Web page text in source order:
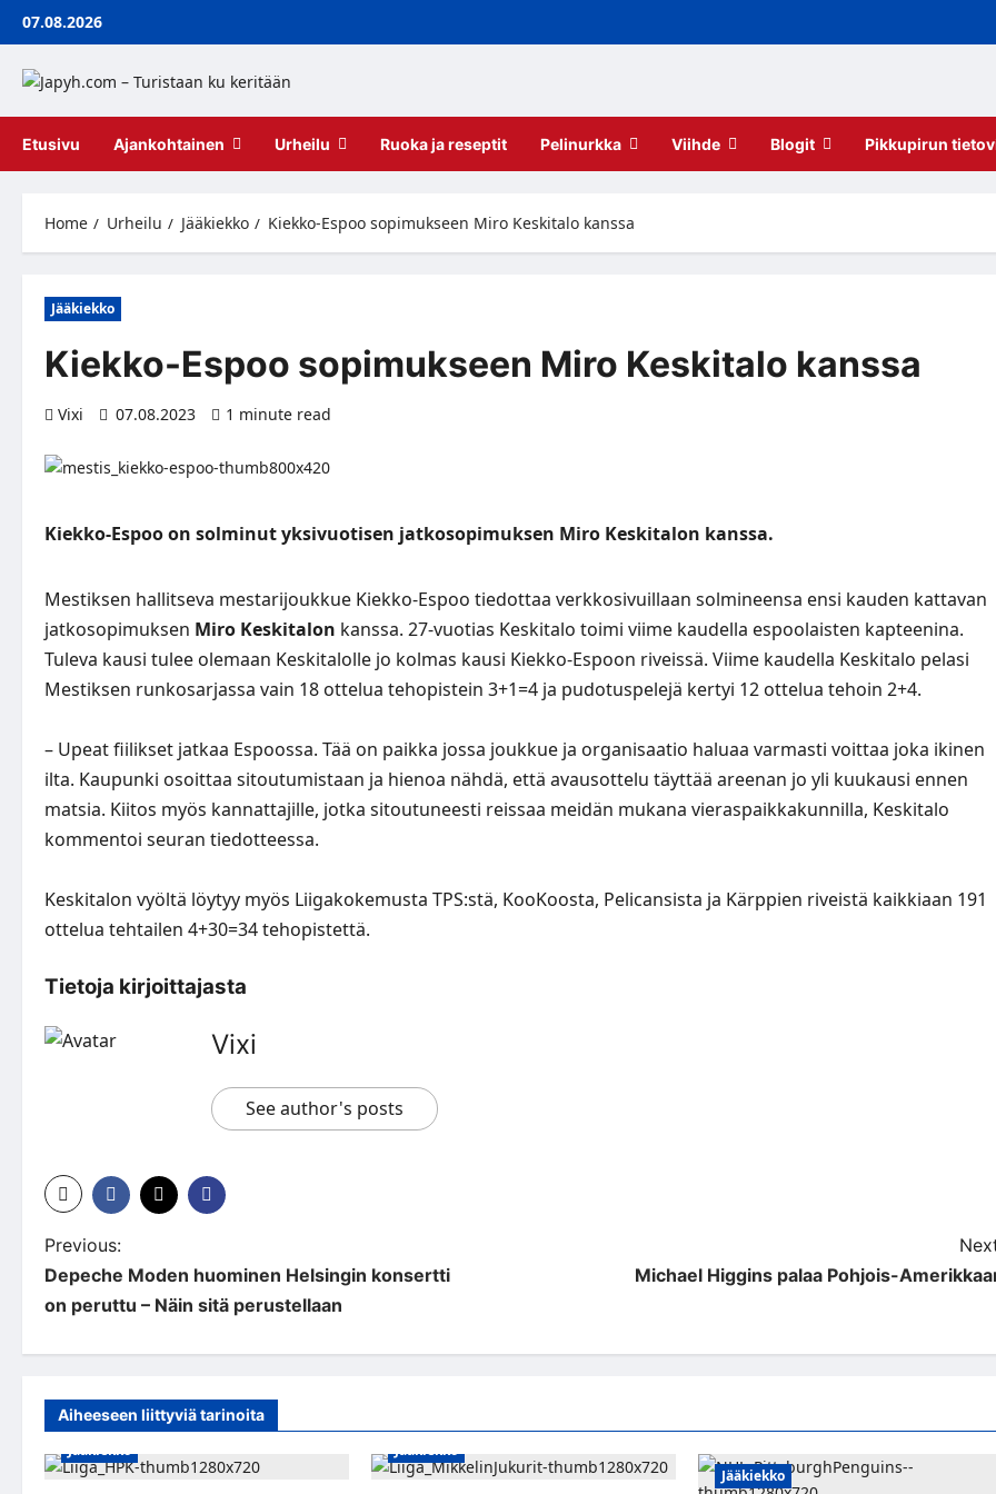
Skip07.08.2026
Etusivu Ajankohtainen Urheilu Ruoka ja reseptit Pelinurkka Viihde Blogit Pikkupirun
Home Urheilu Jääkiekko Kiekko-Espoo sopimukseen Miro Keskitalo kanssa
Jääkiekko
Kiekko-Espoo sopimukseen Miro Keskitalo kanssa
Vixi 07.08.2023 1 minute read
Kiekko-Espoo on solminut yksivuotisen jatkosopimuksen Miro Keskitalon kanssa.
Mestiksen hallitseva mestarijoukkue Kiekko-Espoo tiedottaa verkkosivuillaan solmineensa ensi kauden kattavan
jatkosopimuksen Miro Keskitalon kanssa. 27-vuotias Keskitalo toimi viime kaudella espoolaisten kapteenina.
Tuleva kausi tulee olemaan Keskitalolle jo kolmas kausi Kiekko-Espoon riveissä. Viime kaudella Keskitalo pelasi
Mestiksen runkosarjassa vain 18 ottelua tehopistein 3+1=4 ja pudotuspelejä kertyi 12 ottelua tehoin 2+4.
– Upeat fiilikset jatkaa Espoossa. Tää on paikka jossa joukkue ja organisaatio haluaa varmasti voittaa joka ikinen
ilta. Kaupunki osoittaa sitoutumistaan ja hienoa nähdä, että avausottelu täyttää areenan jo yli kuukausi ennen
matsia. Kiitos myös kannattajille, jotka sitoutuneesti reissaa meidän mukana vieraspaikkakunnilla, Keskitalo
kommentoi seuran tiedotteessa.
Keskitalon vyöltä löytyy myös Liigakokemusta TPS:stä, KooKoosta, Pelicansista ja Kärppien riveistä kaikkiaan 191
ottelua tehtailen 4+30=34 tehopistettä.
Tietoja kirjoittajasta
Vixi
See author's posts
P
o
n
a
Previous:
Depeche Moden huominen Helsingin konsertti
on peruttu – Näin sitä perustellaan
Michael Higgins palaa Pohjois-
Aiheeseen liittyviä tarinoita
Jääkiekko
Jääkiekko
Jääkiekko